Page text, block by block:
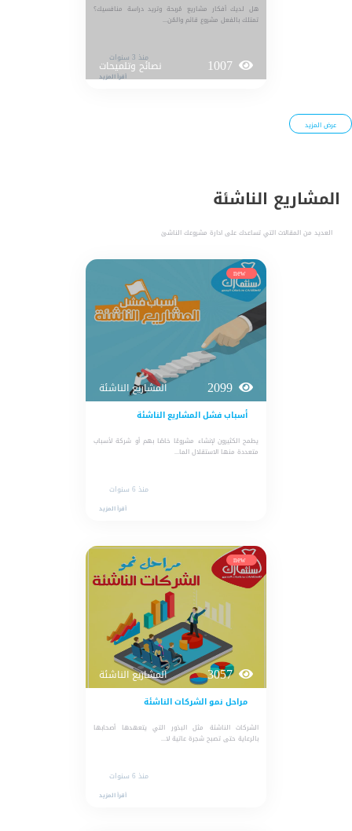
نصائح وتلميحات
هل لديك أفكار مشاريع مُربحة وتريد دراسة منافسيك؟
تمتلك بالفعل مشروع قائم والمُن...
منذ 3 سنوات
أقرأ المزيد
عرض المزيد
المشاريع الناشئة
العديد من المقالات التي تساعدك على ادارة مشروعك الناشئ
new
المشاريع الناشئة
أسباب فشل المشاريع الناشئة
يطمح الكثيرون لإنشاء مشروعًا خاصًا بهم أو شركة لأسباب
متعددة منها الاستقلال الما...
منذ 6 سنوات
أقرأ المزيد
new
3057 المشاريع الناشئة
مراحل نمو الشركات الناشئة
الشركات الناشئة مثل البذور التي يتعهدها أصحابها
بالرعاية حتى تصبح شجرة عاتية لا...
منذ 6 سنوات
أقرأ المزيد